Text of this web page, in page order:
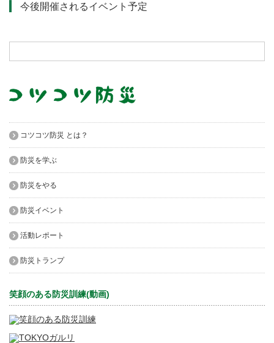
今後開催されるイベント予定
コツコツ防災 とは？
防災を学ぶ
防災をやる
防災イベント
活動レポート
防災トランプ
笑顔のある防災訓練(動画)